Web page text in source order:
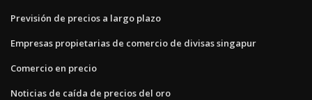
Previsión de precios a largo plazo
Empresas propietarias de comercio de divisas singapur
Comercio en precio
Noticias de caída de precios del oro